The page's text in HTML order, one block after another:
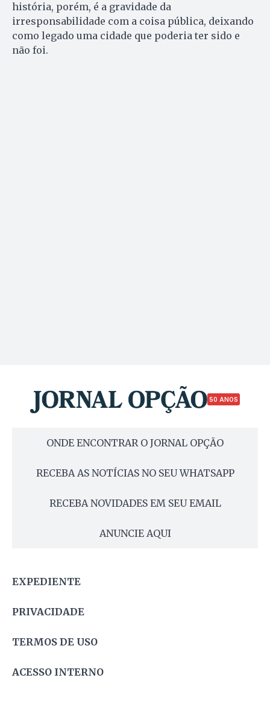
história, porém, é a gravidade da
irresponsabilidade com a coisa pública, deixando
como legado uma cidade que poderia ter sido e
não foi.
50 ANOS
ONDE ENCONTRAR O JORNAL OPÇÃO
RECEBA AS NOTÍCIAS NO SEU WHATSAPP
RECEBA NOVIDADES EM SEU EMAIL
ANUNCIE AQUI
EXPEDIENTE
PRIVACIDADE
TERMOS DE USO
ACESSO INTERNO